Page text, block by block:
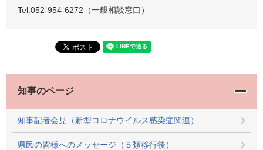
Tel:052-954-6272（一般相談窓口）
知事のページ
知事記者会見（新型コロナウイルス感染症関連）
県民の皆様へのメッセージ（５類移行後）